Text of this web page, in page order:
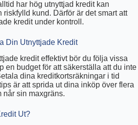
har hög utnyttjad kredit kan
riskfylld kund. Därför är det smart att
kredit under kontroll.
Din Utnyttjade Kredit
kredit effektivt bör du följa vissa
en budget för att säkerställa att du inte
dina kreditkortsräkningar i tid
är att sprida ut dina inköp över flera
når sin maxgräns.
Ut?